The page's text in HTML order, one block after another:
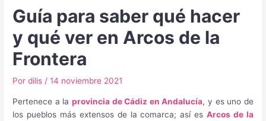
Guía para saber qué hacer
y qué ver en Arcos de la
Frontera
Pordilis /14 noviembre 2021
Pertenece a la provincia de Cádiz en Andalucía, y es uno de
los pueblos más extensos de la comarca; así esArcos de la